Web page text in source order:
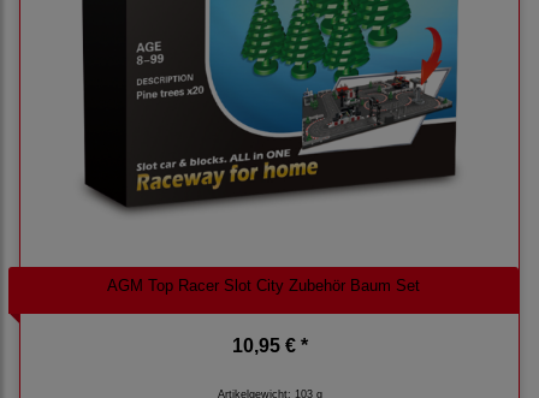
AGM Top Racer Slot City Zubehör Baum Set
10,95 € *
Artikelgewicht: 103 g